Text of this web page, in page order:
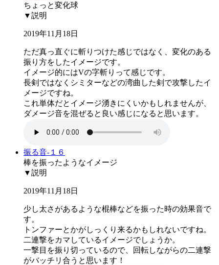
ちょっと変化球
▼説明
2019年11月18日
ただ真っ直ぐに斬りつけた感じではなく、変化のある
振り方をしたイメージです。
イメージ的にはVの字斬りって感じです。
長剣ではなくシミターなどの湾曲した剣で攻撃したイ
メージですね。
これ単体だとイメージ湧きにくいかもしれませんが、
ダメージ音を混ぜると良い感じになると思います。
振る音-１６
棒を振ったようなイメージ
▼説明
2019年11月18日
少し太さがあるような棍棒などを振った時の効果音で
す。
トンファーとかがしっくり来るかもしれないですね。
二連撃をカマしているイメージでしょうか。
一撃目を振り切っているので、回転しながらの二連撃
がバッチリ合うと思います！